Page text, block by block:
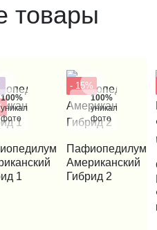
товары
100%
уникальные
фото
1 КЛИК
1
- 15%
100%
уникальные
фото
КУПИТЬ В 1 КЛИК
Пафиопедилум
Американский
Гибрид 2